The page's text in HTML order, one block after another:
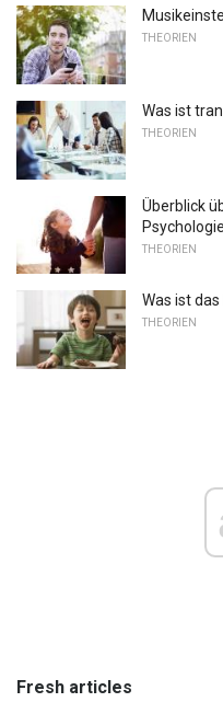
THEORIEN
Was ist
THEORIEN
Überblick
Psychologie
THEORIEN
Was ist
THEORIEN
Fresh articles